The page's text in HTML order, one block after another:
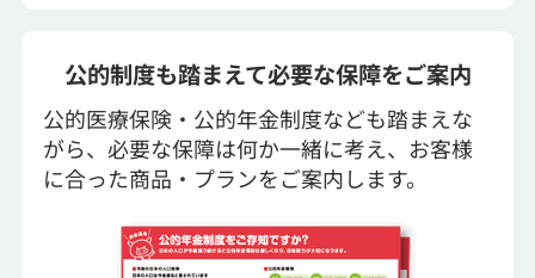
公的医療保険・公的年金制度なども踏まえな
がら、必要な保障は何か一緒に考え、お客様
に合った商品・プランをご案内します。
公的制度も踏まえて必要な保障をご案内